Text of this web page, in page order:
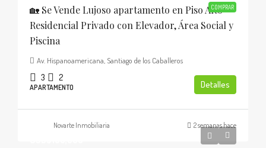
COMPRAR
🏡 Se Vende Lujoso apartamento en Piso Alto
Residencial Privado con Elevador, Área Social y
Piscina
Av. Hispanoamericana, Santiago de los Caballeros
3 2
APARTAMENTO Detalles
Novarte Inmobiliaria 2 semanas hace